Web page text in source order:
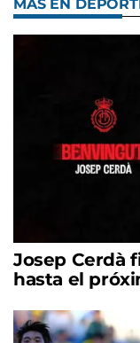
MÁS EN
Josep Cerdà
hasta el